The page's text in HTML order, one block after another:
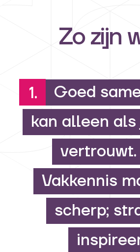
Zo zijn
1.
Goed
kan alleen
vertrouwt.
Vakkennis
scherp;
inspireert.